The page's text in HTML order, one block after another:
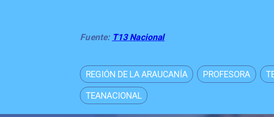
Fuente: T13 Nacional
REGIÓN DE LA ARAUCANÍA PROFESORA
TEANACIONAL